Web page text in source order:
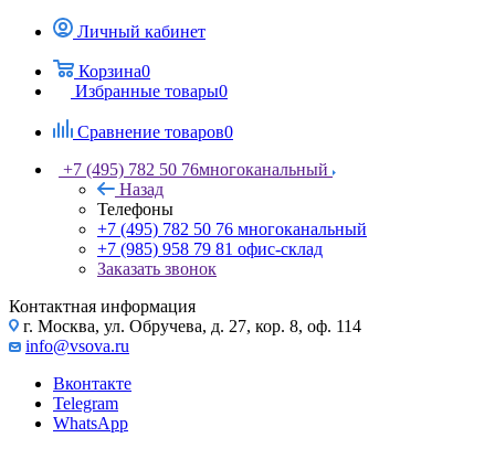
Личный кабинет
Корзина0
Избранные товары0
Сравнение товаров0
+7 (495) 782 50 76многоканальный
Назад
Телефоны
+7 (495) 782 50 76 многоканальный
+7 (985) 958 79 81 офис-склад
Заказать звонок
Контактная информация
г. Москва, ул. Обручева, д. 27, кор. 8, оф. 114
info@vsova.ru
Вконтакте
Telegram
WhatsApp